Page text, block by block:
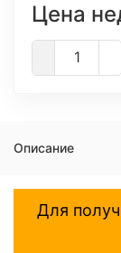
Цена
Описание
Для